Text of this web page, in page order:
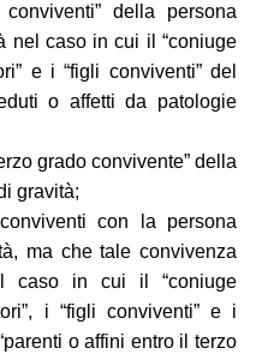
della persona
nel caso in cui il “coniuge
e i “figli conviventi” del
o affetti da patologie
grado convivente” della
gravità;
con la persona
ma che tale convivenza
caso in cui il “coniuge
i “figli conviventi” e i
o affini entro il terzo